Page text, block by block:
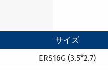
サイズ
ERS16G (3.5*2.7)